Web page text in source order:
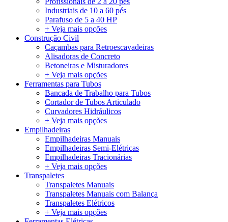
Industriais de 10 a 60 pés
Parafuso de 5 a 40 HP
+ Veja mais opções
Construção Civil
Caçambas para Retroescavadeiras
Alisadoras de Concreto
Betoneiras e Misturadores
+ Veja mais opções
Ferramentas para Tubos
Bancada de Trabalho para Tubos
Cortador de Tubos Articulado
Curvadores Hidráulicos
+ Veja mais opções
Empilhadeiras
Empilhadeiras Manuais
Empilhadeiras Semi-Elétricas
Empilhadeiras Tracionárias
+ Veja mais opções
Transpaletes
Transpaletes Manuais
Transpaletes Manuais com Balança
Transpaletes Elétricos
+ Veja mais opções